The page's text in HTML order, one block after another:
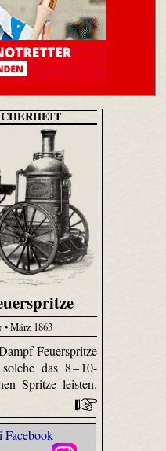
• März 1863
Feuerspritze
das 8 – 10-
Spritze leisten.